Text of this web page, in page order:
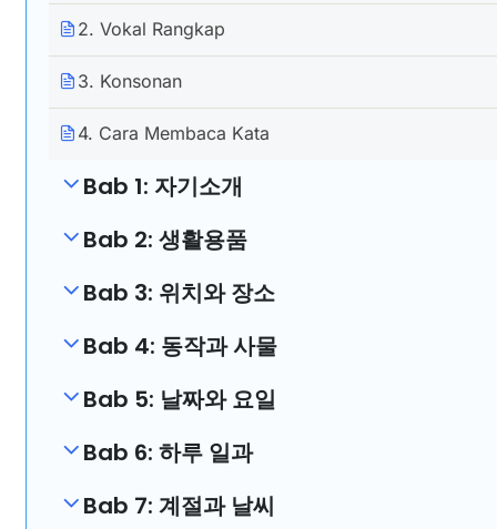
2. Vokal Rangkap
3. Konsonan
4. Cara Membaca Kata
Bab 1: 자기소개
Bab 2: 생활용품
Bab 3: 위치와 장소
Bab 4: 동작과 사물
Bab 5: 날짜와 요일
Bab 6: 하루 일과
Bab 7: 계절과 날씨